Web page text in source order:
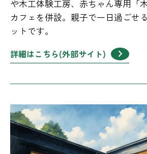
や木工体験工房、赤ちゃん専用「
カフェを併設。親子で一日過ごせ
ットです。
詳細はこちら(外部サイト)